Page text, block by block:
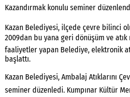
Kazandırmak konulu seminer
Kazan Belediyesi, ilçede çevre bilinci
2009dan bu yana geri dönüşüm ve
faaliyetler yapan Belediye, elektronik
başlattı.
Kazan Belediyesi, Ambalaj Atıklarını
seminer düzenledi. Kumpınar Kültür